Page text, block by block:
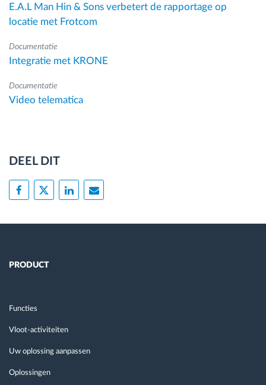
E.A.L Man Hin & Sons verbetert de rapportage op
locatie met Frotcom
Documentatie
Integratie met KRONE
Documentatie
Video telematica
DEEL DIT
PRODUCT
Functies
Vloot-activiteiten
Uw oplossing aanpassen
Oplossingen